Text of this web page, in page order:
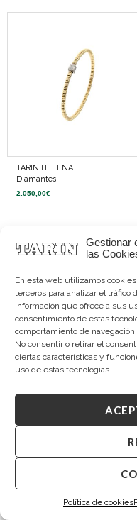
Gestionar
las
En esta web utilizamos
terceros para analizar el tráfico
información que ofrece a sus
consentimiento de estas
comportamiento de
No consentir o retirar el
ciertas características y
uso de estas tecnologías.
Política de cookies
TARIN HELENA
Diamantes
2.050,00€
Diamantes